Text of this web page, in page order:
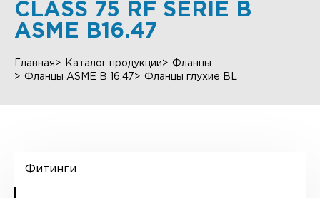
CLASS 75 RF SERIE B
ASME B16.47
Главная Каталог продукции
Фланцы
Фланцы ASME B 16.47
Фланцы глухие BL
Фитинги